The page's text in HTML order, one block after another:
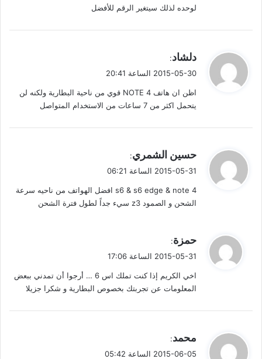
لوحده لذلك سيتغير الرقم للأفضل
ي
ل
دلشاد:
2015-05-30 الساعة 20:41
اظن ان هاتف NOTE 4 قوي من ناحية البطارية ولكنه لن
يتحمل اكثر من 7 ساعات من الاستخدام المتواصل
ي
ل
حسين الشمري:
2015-05-31 الساعة 06:21
s6 & s6 edge & note 4 افضل الهواتف من ناحيه سرعة
الشحن و الصمود z3 سيء جداً لطول فترة الشحن
ي
ل
حمزة:
2015-05-31 الساعة 17:06
اخي الكريم إذا كنت تملك اس 6 … أرجوا أن تمدني ببعض
المعلومات عن تجربتك بخصوص البطارية و شكرا جزيلا
محمد:
2015-06-05 الساعة 05:42